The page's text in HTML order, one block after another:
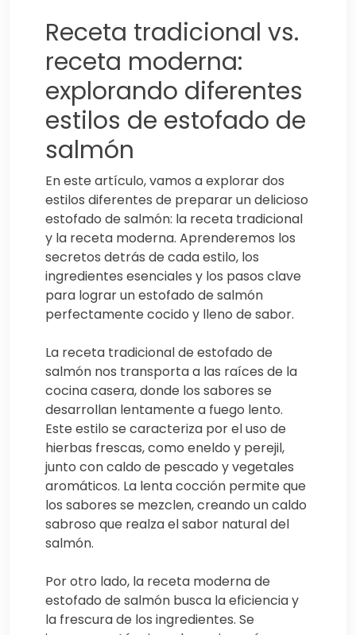
Receta tradicional vs.
receta moderna:
explorando diferentes
estilos de estofado de
salmón
En este artículo, vamos a explorar dos
estilos diferentes de preparar un delicioso
estofado de salmón: la receta tradicional
y la receta moderna. Aprenderemos los
secretos detrás de cada estilo, los
ingredientes esenciales y los pasos clave
para lograr un estofado de salmón
perfectamente cocido y lleno de sabor.
La receta tradicional de estofado de
salmón nos transporta a las raíces de la
cocina casera, donde los sabores se
desarrollan lentamente a fuego lento.
Este estilo se caracteriza por el uso de
hierbas frescas, como eneldo y perejil,
junto con caldo de pescado y vegetales
aromáticos. La lenta cocción permite que
los sabores se mezclen, creando un caldo
sabroso que realza el sabor natural del
salmón.
Por otro lado, la receta moderna de
estofado de salmón busca la eficiencia y
la frescura de los ingredientes. Se